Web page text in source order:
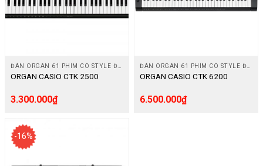
ORGAN CASIO CTK 2500
3.300.000₫
ORGAN CASIO CTK 6200
6.500.000₫
-16%